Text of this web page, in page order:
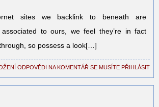
sites we backlink to beneath are
to ours, we feel they’re in fact
so possess a look[…]
ODPOVĚDI NA KOMENTÁŘ SE MUSÍTE PŘIHLÁSIT